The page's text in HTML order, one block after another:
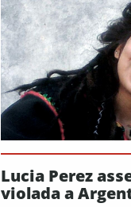
Lucia Perez
violada a